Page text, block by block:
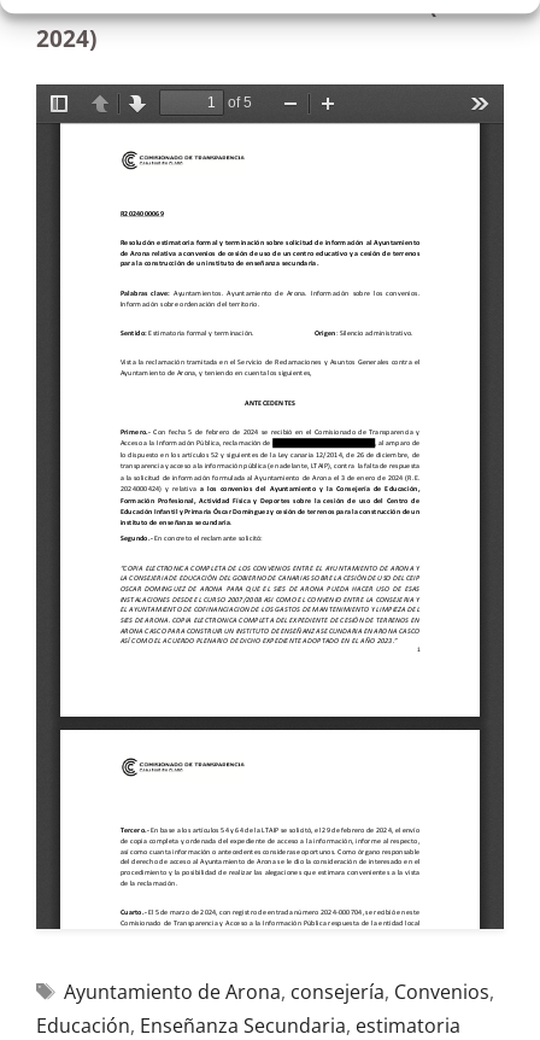
2024)
Ayuntamiento de Arona, consejería, Convenios,
Educación, Enseñanza Secundaria, estimatoria